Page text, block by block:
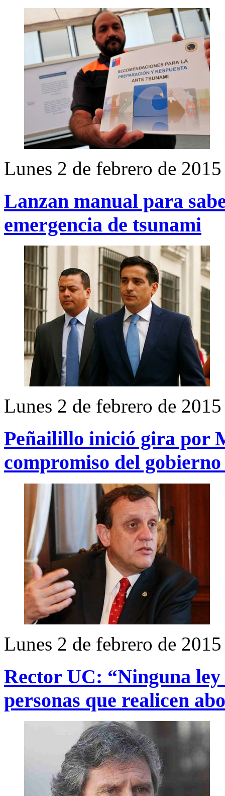
Lunes 2 de febrero de 2015
Lanzan manual para
emergencia de tsunami
Lunes 2 de febrero de 2015
Peñailillo inició gira por
compromiso del
Lunes 2 de febrero de 2015
Rector UC: “Ninguna
personas que realicen